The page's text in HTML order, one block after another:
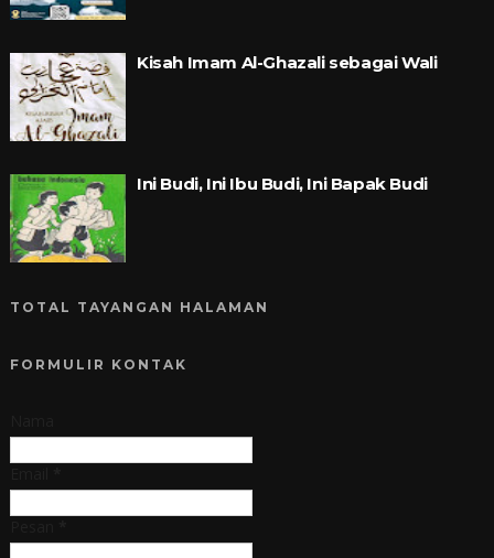
Kisah Imam Al-Ghazali sebagai Wali
Ini Budi, Ini Ibu Budi, Ini Bapak Budi
TOTAL TAYANGAN HALAMAN
FORMULIR KONTAK